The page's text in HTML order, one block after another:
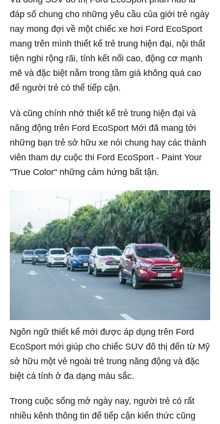
đáp số chung cho những yêu cầu của giới trẻ ngày
nay mong đợi về một chiếc xe hơi Ford EcoSport
mang trên mình thiết kế trẻ trung hiện đại, nội thất
tiện nghi rộng rãi, tính kết nối cao, động cơ mạnh
mẽ và đặc biệt nằm trong tầm giá không quá cao
để người trẻ có thể tiếp cận.
Và cũng chính nhớ thiết kế trẻ trung hiện đại và
năng động trên Ford EcoSport Mới đã mang tới
những bạn trẻ sở hữu xe nói chung hay các thành
viên tham dự cuộc thi Ford EcoSport - Paint Your
"True Color" những cảm hứng bất tận.
Ngôn ngữ thiết kế mới được áp dụng trên Ford
EcoSport mới giúp cho chiếc SUV đô thị đến từ Mỹ
sở hữu một vẻ ngoài trẻ trung năng động và đặc
biệt cá tính ở đa dạng màu sắc.
Trong cuộc sống mở ngày nay, người trẻ có rất
nhiều kênh thông tin để tiếp cận kiến thức cũng